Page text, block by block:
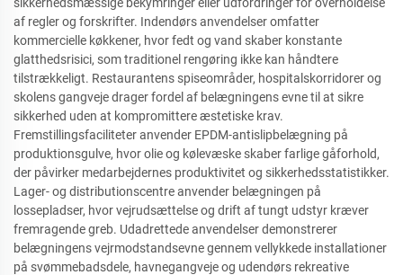
af regler og forskrifter. Indendørs anvendelser omfatter
kommercielle køkkener, hvor fedt og vand skaber konstante
glatthedsrisici, som traditionel rengøring ikke kan håndtere
tilstrækkeligt. Restaurantens spiseområder, hospitalskorridorer og
skolens gangveje drager fordel af belægningens evne til at sikre
sikkerhed uden at kompromittere æstetiske krav.
Fremstillingsfaciliteter anvender EPDM-antislipbelægning på
produktionsgulve, hvor olie og kølevæske skaber farlige gåforhold,
der påvirker medarbejdernes produktivitet og sikkerhedsstatistikker.
Lager- og distributionscentre anvender belægningen på
lossepladser, hvor vejrudsættelse og drift af tungt udstyr kræver
fremragende greb. Udadrettede anvendelser demonstrerer
belægningens vejrmodstandsevne gennem vellykkede installationer
på svømmebadsdele, havnegangveje og udendørs rekreative